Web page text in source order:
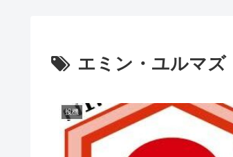
エミン・ユルマズ
投機